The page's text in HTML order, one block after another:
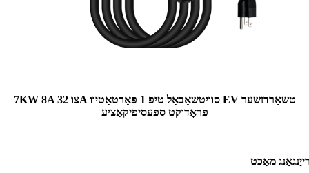
7KW 8A צו 32A סוויטשאַבאַל טיפּ 1 פּאָרטאַטיוו EV טשאַרדזשער
פּראָדוקט ספּעסיפיקאַציע
מאַכט